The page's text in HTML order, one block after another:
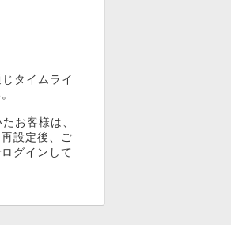
タイムライ
お客様は、
設定後、ご
グインして